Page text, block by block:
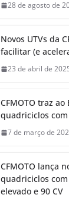
28 de agosto de
Novos UTVs da
facilitar (e
23 de abril de
CFMOTO traz
quadriciclos
7 de março de
CFMOTO lança
quadriciclos
elevado e 90 CV